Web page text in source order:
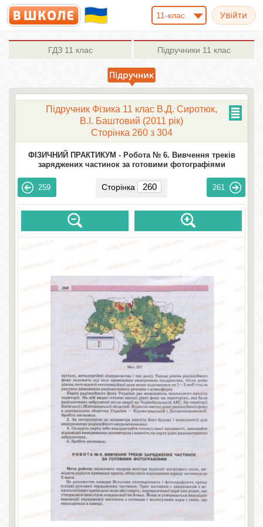
11-клас
ГДЗ11 клас Підручники 11 клас
Підручник Фізика 11 клас В.Д. Сиротюк,
В.І. Баштовий (2011 рік)
Сторінка 260 з 304
ФІЗИЧНИЙ ПРАКТИКУМ - Робота № 6. Вивчення треків
заряджених частинок за готовими фотографіями
259 Сторінка 261